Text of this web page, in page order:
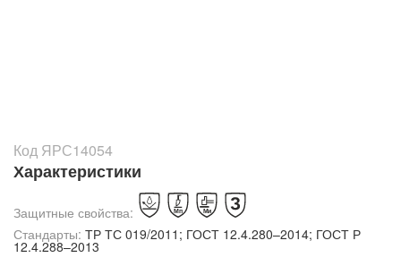
Код ЯРС14054
Характеристики
Защитные свойства:
Стандарты: ТР ТС 019/2011; ГОСТ 12.4.280–2014; ГОСТ Р
12.4.288–2013